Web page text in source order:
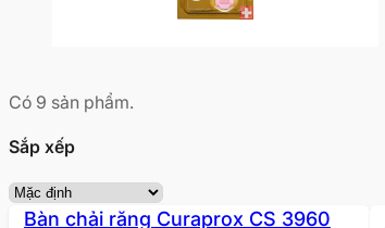
Có 9 sản phẩm.
Sắp xếp
Bàn chải răng Curaprox CS 3960